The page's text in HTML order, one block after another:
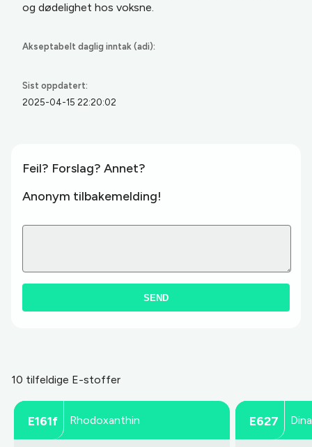
og dødelighet hos voksne.
Akseptabelt daglig inntak (adi):
Sist oppdatert:
2025-04-15 22:20:02
Feil? Forslag? Annet?
Anonym tilbakemelding!
SEND
10 tilfeldige E-stoffer
E161f Rhodoxanthin E627